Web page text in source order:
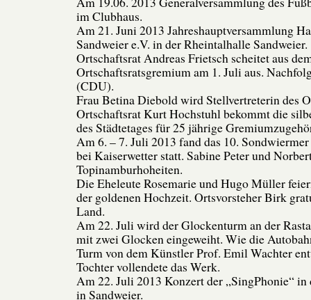
im Clubhaus.
Am 21. Juni 2013 Jahreshauptversammlung
Sandweier e.V. in der Rheintalhalle Sandweier.
Ortschaftsrat Andreas Frietsch scheitet aus
Ortschaftsratsgremium am 1. Juli aus.
(CDU).
Frau Betina Diebold wird Stellvertreterin des
Ortschaftsrat Kurt Hochstuhl bekommt die
des Städtetages für 25 jährige
Am 6. – 7. Juli 2013 fand das 10.
bei Kaiserwetter statt. Sabine Peter und
Topinamburhoheiten.
Die Eheleute Rosemarie und Hugo Müller
der goldenen Hochzeit. Ortsvorsteher Birk
Land.
Am 22. Juli wird der Glockenturm an der
mit zwei Glocken eingeweiht. Wie die
Turm von dem Künstler Prof. Emil Wachter
Tochter vollendete das Werk.
Am 22. Juli 2013 Konzert der „SingPhonie“
in Sandweier.